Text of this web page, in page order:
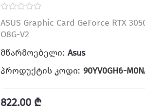
ASUS Graphic Card GeForce RTX
O8G-V2
მწარმოებელი: Asus
პროდუქტის კოდი: 90YV0GH6-
822,00 ₾